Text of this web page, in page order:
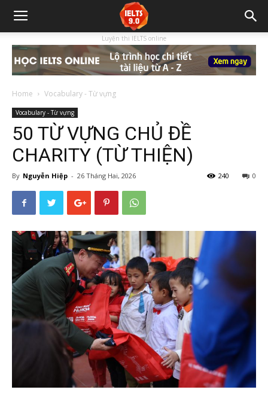
Luyện thi IELTS online
Home Vocabulary - Từ vựng
Vocabulary - Từ vựng
50 TỪ VỰNG CHỦ ĐỀ
CHARITY (TỪ THIỆN)
By Nguyễn Hiệp - 26 Tháng Hai, 2026 0
240